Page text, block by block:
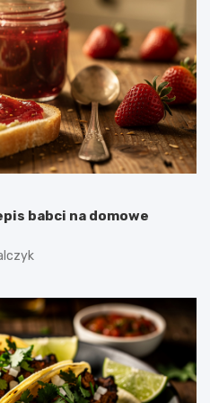
babci na domowe